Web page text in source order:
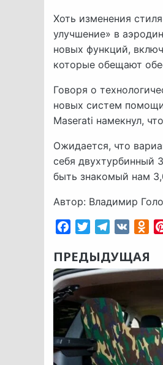
Хоть изменения
улучшение» в
новых функций,
которые обещают
Говоря о
новых систем
Maserati намекнул,
Ожидается, что
себя двухтурбинный
быть знакомый нам
Автор: Владимир
FacebookTwitterTelegram
VK
ПРЕДЫДУЩАЯ